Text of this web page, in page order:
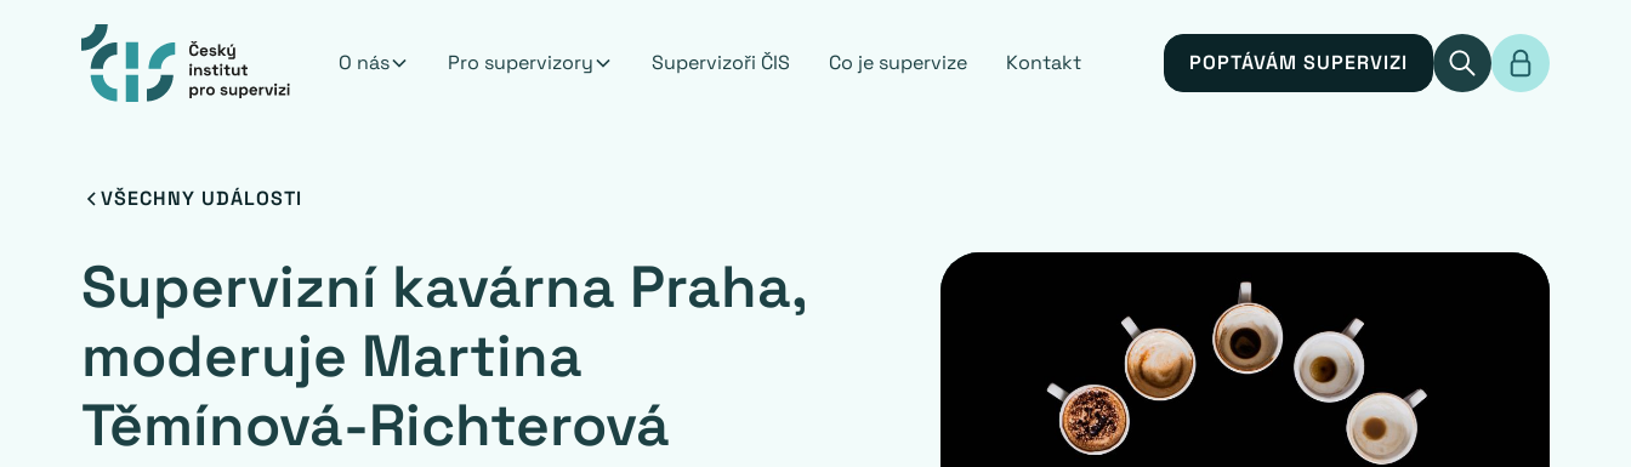
O nás Pro supervizory Supervizoři ČIS Co je supervize Kontakt POPTÁVÁM SUPERVIZI
VŠECHNY UDÁLOSTI
Supervizní kavárna Praha,
moderuje Martina
Těmínová-Richterová